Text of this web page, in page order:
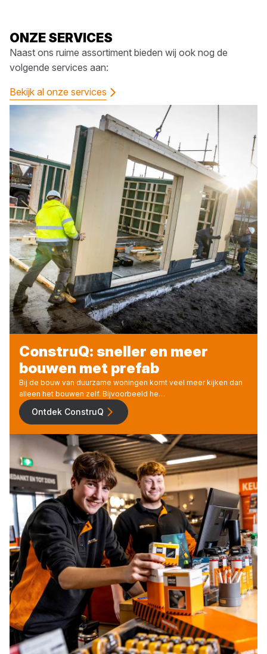
ONZE SERVICES
Naast ons ruime assortiment bieden wij ook nog de
volgende services aan:
Bekijk al onze services
ConstruQ: sneller en meer
bouwen met prefab
Bij de bouw van duurzame woningen komt veel meer kijken dan
alleen het bouwen zelf. Bijvoorbeeld he…
Ontdek ConstruQ